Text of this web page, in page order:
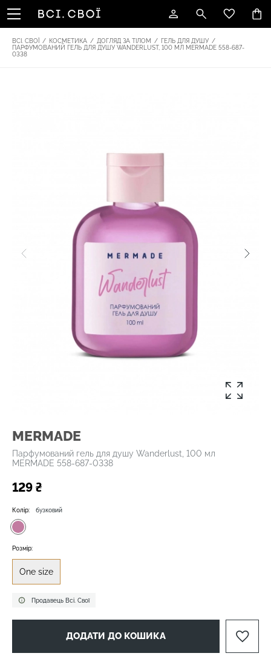
ВСІ. СВОЇ / КОСМЕТИКА / ДОГЛЯД ЗА ТІЛОМ / ГЕЛЬ ДЛЯ ДУШУ /
ПАРФУМОВАНИЙ ГЕЛЬ ДЛЯ ДУШУ WANDERLUST, 100 МЛ MERMADE 558-687-
0338
MERMADE
Парфумований гель для душу Wanderlust, 100 мл
MERMADE 558-687-0338
129 ₴
Продавець Всі. Свої
Колір: бузковий
Розмір:
One size
ДОДАТИ ДО КОШИКА